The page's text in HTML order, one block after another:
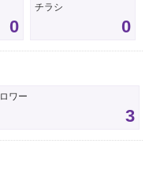
0
チラシ
0
ワー
3